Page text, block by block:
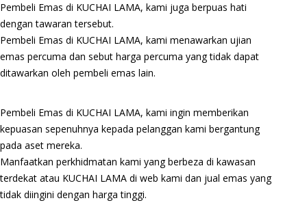
Pembeli Emas di KUCHAI LAMA, kami juga berpuas hati
dengan tawaran tersebut.
Pembeli Emas di KUCHAI LAMA, kami menawarkan ujian
emas percuma dan sebut harga percuma yang tidak dapat
ditawarkan oleh pembeli emas lain.
Pembeli Emas di KUCHAI LAMA, kami ingin memberikan
kepuasan sepenuhnya kepada pelanggan kami bergantung
pada aset mereka.
Manfaatkan perkhidmatan kami yang berbeza di kawasan
terdekat atau KUCHAI LAMA di web kami dan jual emas yang
tidak diingini dengan harga tinggi.